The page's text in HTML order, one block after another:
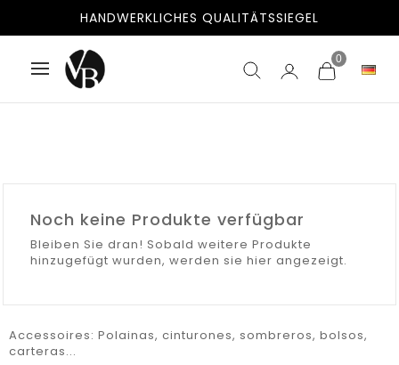
HANDWERKLICHES QUALITÄTSSIEGEL
0
Noch keine Produkte verfügbar
Bleiben Sie dran! Sobald weitere Produkte
hinzugefügt wurden, werden sie hier angezeigt.
Accessoires: Polainas, cinturones, sombreros, bolsos,
carteras...